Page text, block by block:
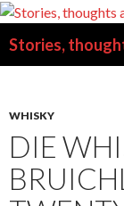
Stories,
WHISKY
DIE